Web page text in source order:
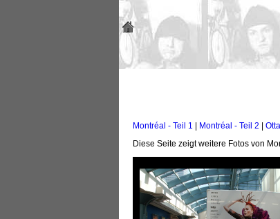
Montréal - Teil 1 Montréal - Teil 2
Diese Seite zeigt weitere Fotos von